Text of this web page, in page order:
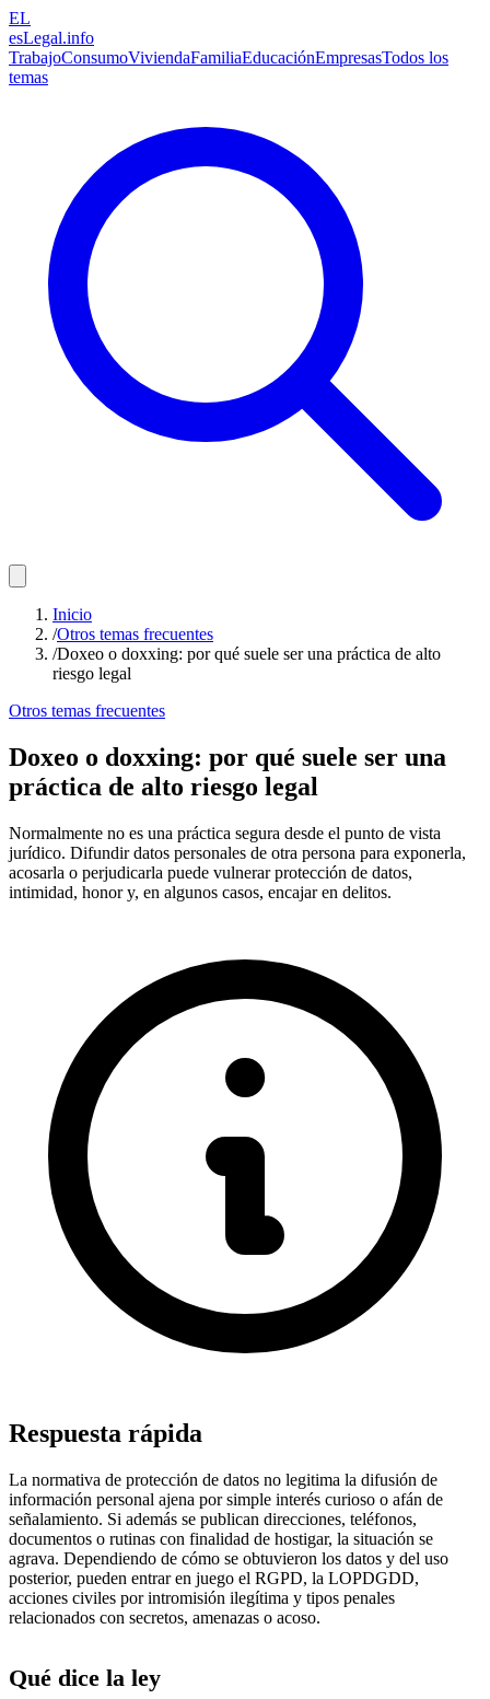
EL
esLegal.info
TrabajoConsumoViviendaFamiliaEducaciónEmpresasTodos los
temas
Inicio
/Otros temas frecuentes
/Doxeo o doxxing: por qué suele ser una práctica de alto
riesgo legal
Otros temas frecuentes
Doxeo o doxxing: por qué suele ser una
práctica de alto riesgo legal
Normalmente no es una práctica segura desde el punto de vista
jurídico. Difundir datos personales de otra persona para exponerla,
acosarla o perjudicarla puede vulnerar protección de datos,
intimidad, honor y, en algunos casos, encajar en delitos.
Respuesta rápida
La normativa de protección de datos no legitima la difusión de
información personal ajena por simple interés curioso o afán de
señalamiento. Si además se publican direcciones, teléfonos,
documentos o rutinas con finalidad de hostigar, la situación se
agrava. Dependiendo de cómo se obtuvieron los datos y del uso
posterior, pueden entrar en juego el RGPD, la LOPDGDD,
acciones civiles por intromisión ilegítima y tipos penales
relacionados con secretos, amenazas o acoso.
Qué dice la ley